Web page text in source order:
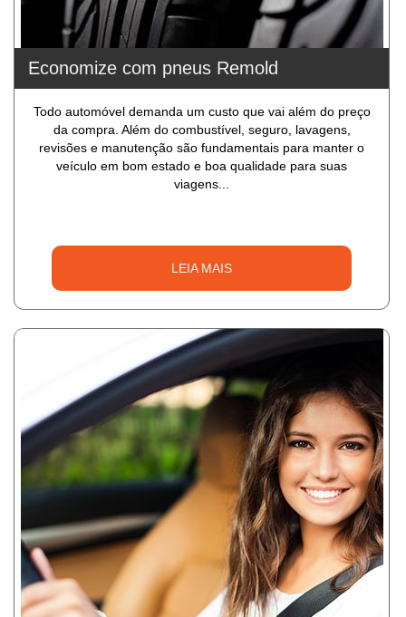
Economize com pneus Remold
Todo automóvel demanda um custo que vai além do preço
da compra. Além do combustível, seguro, lavagens,
revisões e manutenção são fundamentais para manter o
veículo em bom estado e boa qualidade para suas
viagens...
LEIA MAIS